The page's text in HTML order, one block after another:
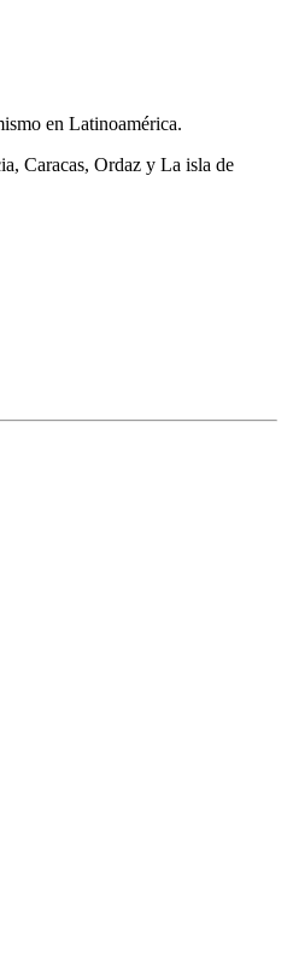
en Latinoamérica.
Caracas, Ordaz y La isla de